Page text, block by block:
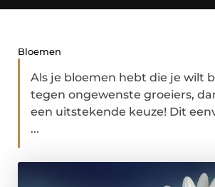
Bloemen
Als je bloemen hebt die je wilt
tegen ongewenste groeiers,
een uitstekende keuze! Dit
...